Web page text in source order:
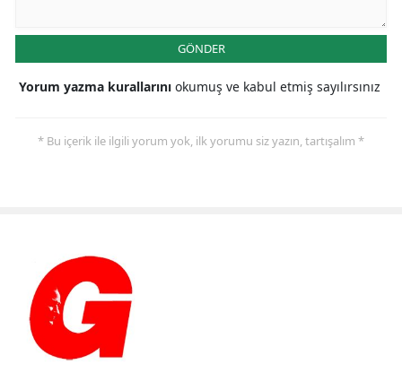
GÖNDER
Yorum yazma kurallarını okumuş ve kabul etmiş sayılırsınız
* Bu içerik ile ilgili yorum yok, ilk yorumu siz yazın, tartışalım *